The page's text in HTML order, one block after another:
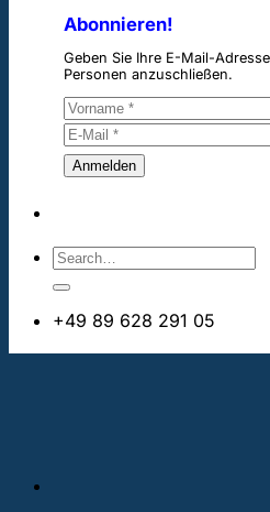
Abonnieren!
Geben Sie Ihre E-Mail-
Personen anzuschließen.
+49 89 628 291 05